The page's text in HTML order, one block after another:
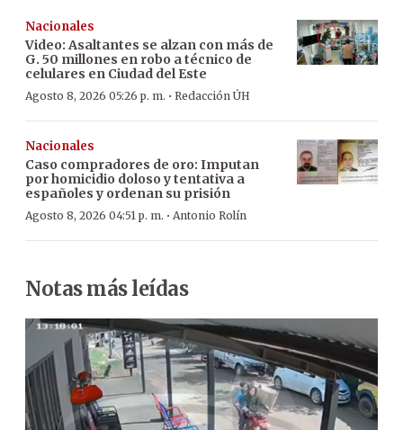
Nacionales
Video: Asaltantes se alzan con más de
G. 50 millones en robo a técnico de
celulares en Ciudad del Este
Agosto 8, 2026 05:26 p. m. · Redacción ÚH
Nacionales
Caso compradores de oro: Imputan
por homicidio doloso y tentativa a
españoles y ordenan su prisión
Agosto 8, 2026 04:51 p. m. · Antonio Rolín
Notas más leídas